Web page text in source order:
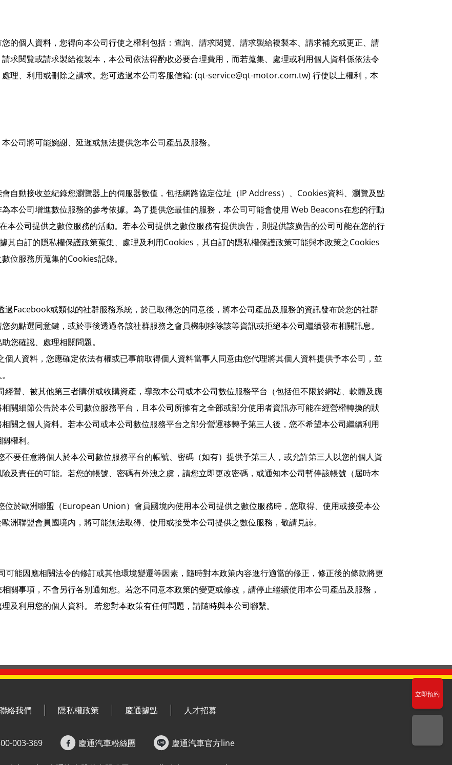
的個人資料，您得向本公司行使之權利包括：查詢、請求閱覽、請求製給複製本、請求補充或更正、請
求閱覽或請求製給複製本，本公司依法得酌收必要合理費用，而若蒐集、處理或利用個人資料係依法令
理、利用或刪除之請求。您可透過本公司客服信箱: (qt-service@qt-motor.com.tw) 行使以上權利，本
公司將可能婉謝、延遲或無法提供您本公司產品及服務。
自動接收並紀錄您瀏覽器上的伺服器數值，包括網路協定位址（IP Address）、Cookies資料、瀏覽及點
本公司增進數位服務的參考依據。為了提供您最佳的服務，本公司可能會使用 Web Beacons在您的行動
本公司提供之數位服務的活動。若本公司提供之數位服務有提供廣告，則提供該廣告的公司可能在您的行
其自訂的隱私權保護政策蒐集、處理及利用Cookies，其自訂的隱私權保護政策可能與本政策之Cookies
位服務所蒐集的Cookies記錄。
Facebook或類似的社群服務系統，於已取得您的同意後，將本公司產品及服務的資訊發布於您的社群
勿點選同意鍵，或於事後透過各該社群服務之會員機制移除該等資訊或拒絕本公司繼續發布相關訊息。
您確認、處理相關問題。
人資料，您應確定依法有權或已事前取得個人資料當事人同意由您代理將其個人資料提供予本公司，並
營、被其他第三者購併或收購資產，導致本公司或本公司數位服務平台（包括但不限於網站、軟體及應
關細節公告於本公司數位服務平台，且本公司所擁有之全部或部分使用者資訊亦可能在經營權轉換的狀
關之個人資料。若本公司或本公司數位服務平台之部分營運移轉予第三人後，您不希望本公司繼續利用
權利。
要任意將個人於本公司數位服務平台的帳號、密碼（如有）提供予第三人，或允許第三人以您的個人資
及責任的可能。若您的帳號、密碼有外洩之虞，請您立即更改密碼，或通知本公司暫停該帳號（屆時本
位於歐洲聯盟（European Union）會員國境內使用本公司提供之數位服務時，您取得、使用或接受本公
洲聯盟會員國境內，將可能無法取得、使用或接受本公司提供之數位服務，敬請見諒。
能因應相關法令的修訂或其他環境變遷等因素，隨時對本政策內容進行適當的修正，修正後的條款將更
關事項，不會另行各別通知您。若您不同意本政策的變更或修改，請停止繼續使用本公司產品及服務，
及利用您的個人資料。 若您對本政策有任何問題，請隨時與本公司聯繫。
絡我們 隱私權政策 慶通據點 人才招募
003-369 慶通汽車粉絲團 慶通汽車官方line
立即預約